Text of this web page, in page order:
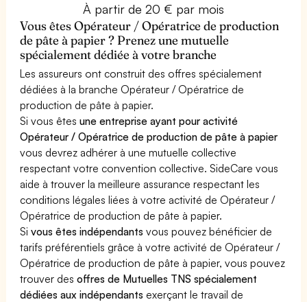
À partir de 20 € par mois
Vous êtes Opérateur / Opératrice de production
de pâte à papier ? Prenez une mutuelle
spécialement dédiée à votre branche
Les assureurs ont construit des offres spécialement
dédiées à la branche Opérateur / Opératrice de
production de pâte à papier.
Si vous êtesune entreprise ayant pour activité
Opérateur / Opératrice de production de pâte à papier
vous devrez adhérer à une mutuelle collective
respectant votre convention collective. SideCare vous
aide à trouver la meilleure assurance respectant les
conditions légales liées à votre activité de Opérateur /
Opératrice de production de pâte à papier.
Sivous êtes indépendants vous pouvez bénéficier de
tarifs préférentiels grâce à votre activité de Opérateur /
Opératrice de production de pâte à papier, vous pouvez
trouver desoffres de Mutuelles TNS spécialement
dédiées aux indépendants exerçant le travail de